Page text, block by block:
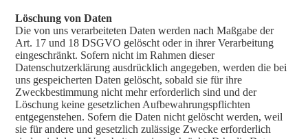
Löschung von Daten
Die von uns verarbeiteten Daten werden nach Maßgabe der
Art. 17 und 18 DSGVO gelöscht oder in ihrer Verarbeitung
eingeschränkt. Sofern nicht im Rahmen dieser
Datenschutzerklärung ausdrücklich angegeben, werden die bei
uns gespeicherten Daten gelöscht, sobald sie für ihre
Zweckbestimmung nicht mehr erforderlich sind und der
Löschung keine gesetzlichen Aufbewahrungspflichten
entgegenstehen. Sofern die Daten nicht gelöscht werden, weil
sie für andere und gesetzlich zulässige Zwecke erforderlich